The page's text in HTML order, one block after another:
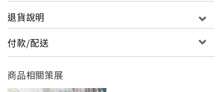
退貨說明
付款/配送
商品相關策展